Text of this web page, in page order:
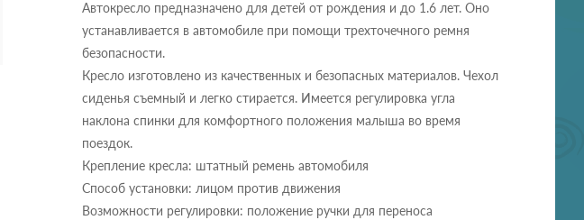
Автокресло предназначено для детей от рождения и до 1.6 лет. Оно
устанавливается в автомобиле при помощи трехточечного ремня
безопасности.
Кресло изготовлено из качественных и безопасных материалов. Чехол
сиденья съемный и легко стирается. Имеется регулировка угла
наклона спинки для комфортного положения малыша во время
поездок.
Крепление кресла: штатный ремень автомобиля
Способ установки: лицом против движения
Возможности регулировки: положение ручки для переноса